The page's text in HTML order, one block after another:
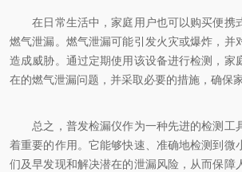
在日常生活中，家庭用户也可以购买便携
燃气泄漏。燃气泄漏可能引发火灾或爆炸，并
造成威胁。通过定期使用该设备进行检测，家
在的燃气泄漏问题，并采取必要的措施，确保
总之，普发检漏仪作为一种先进的检测工
着重要的作用。它能够快速、准确地检测到微
们及早发现和解决潜在的泄漏风险，从而保障